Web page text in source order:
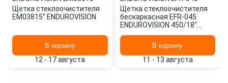
Щетка стеклоочистителя
EM03815" ENDUROVISION
В корзину
12 - 17 августа
Щетка стеклоочистителя
бескаркасная EFR-045
ENDUROVISION 450/18"
В корзину
11 - 13 августа